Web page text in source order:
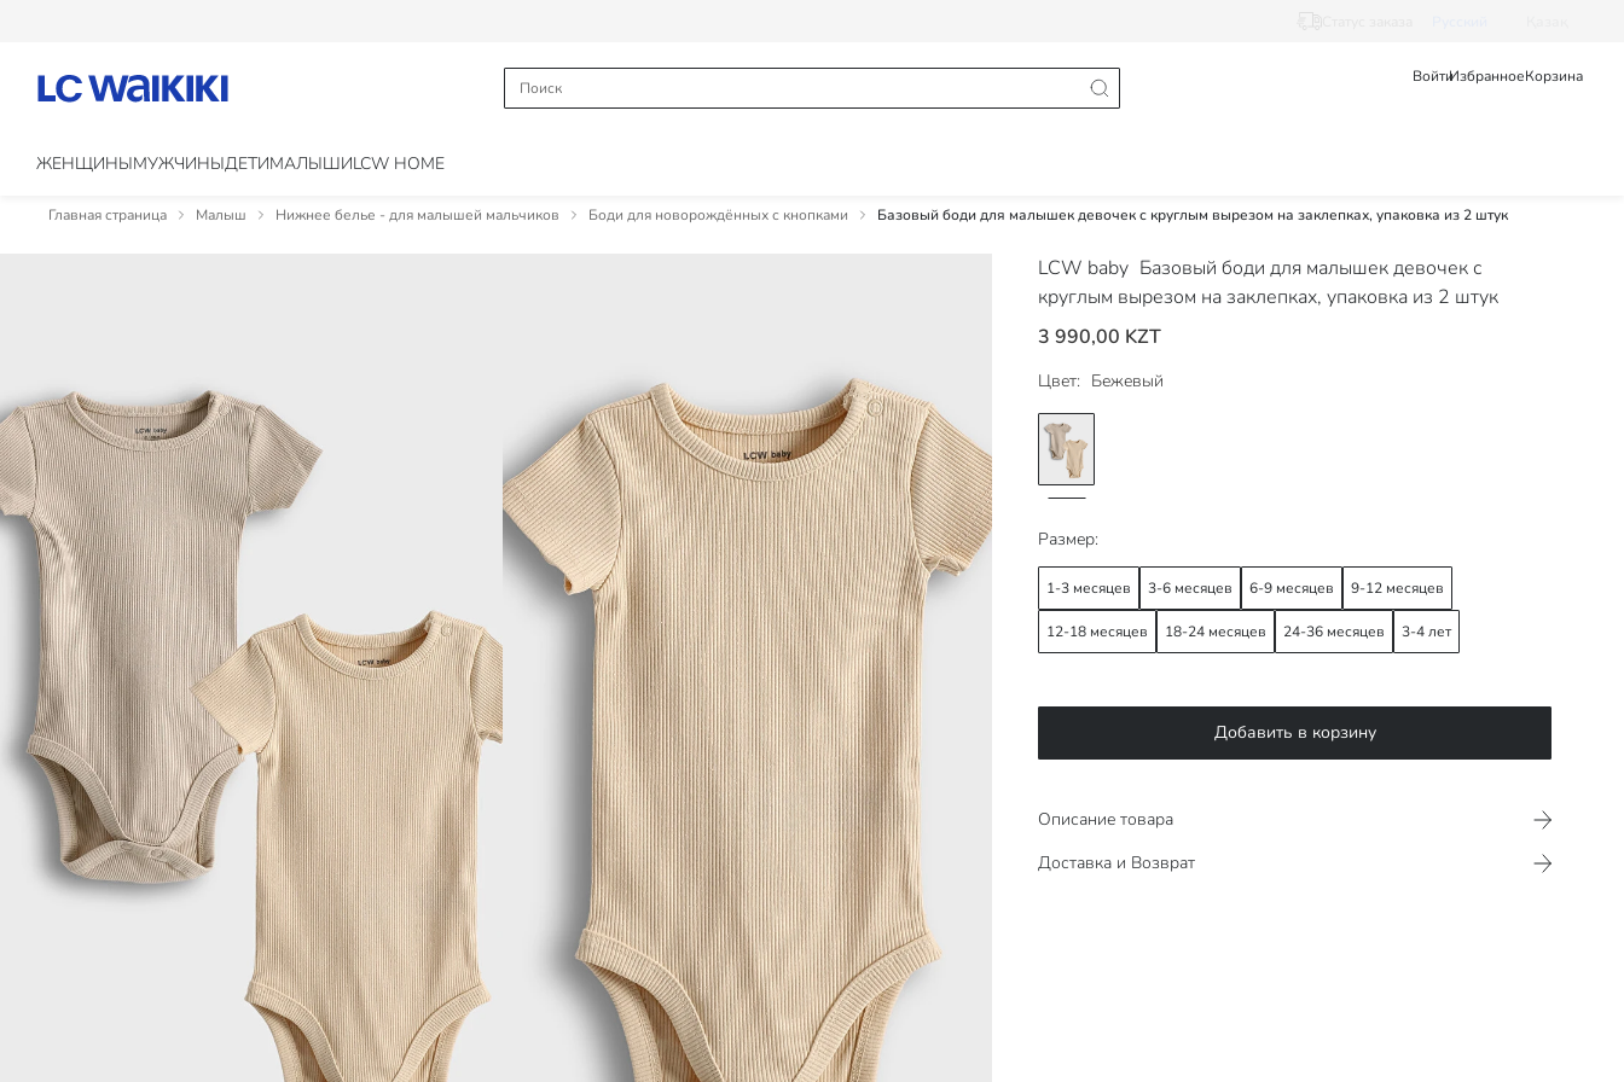
ВойтиИзбранноеКорзина
ЖЕНЩИНЫМУЖЧИНЫДЕТИМАЛЫШИLCW HOME
Главная страница Малыш Нижнее белье - для малышей мальчиков Боди для новорождённых с кнопками Базовый боди для малышек девочек с круглым вырезом на заклепках, упаковка из 2 штук
LCW baby Базовый боди для малышек девочек с
круглым вырезом на заклепках, упаковка из 2 штук
3 990,00 KZT
Цвет: Бежевый
Размер:
1-3 месяцев 3-6 месяцев 6-9 месяцев 9-12 месяцев
12-18 месяцев 18-24 месяцев 24-36 месяцев 3-4 лет
Добавить в корзину
Описание товара
Доставка и Возврат